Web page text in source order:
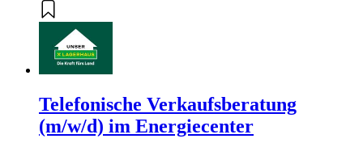
Telefonische Verkaufsberatung
(m/w/d) im Energiecenter